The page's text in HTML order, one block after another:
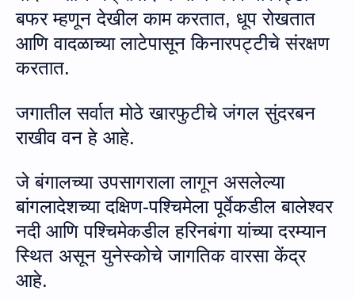
बफर म्हणून देखील काम करतात, धूप रोखतात
आणि वादळाच्या लाटेपासून किनारपट्टीचे संरक्षण
करतात.
जगातील सर्वात मोठे खारफुटीचे जंगल सुंदरबन
राखीव वन हे आहे.
जे बंगालच्या उपसागराला लागून असलेल्या
बांगलादेशच्या दक्षिण-पश्चिमेला पूर्वेकडील बालेश्वर
नदी आणि पश्चिमेकडील हरिनबंगा यांच्या दरम्यान
स्थित असून युनेस्कोचे जागतिक वारसा केंद्र
आहे.